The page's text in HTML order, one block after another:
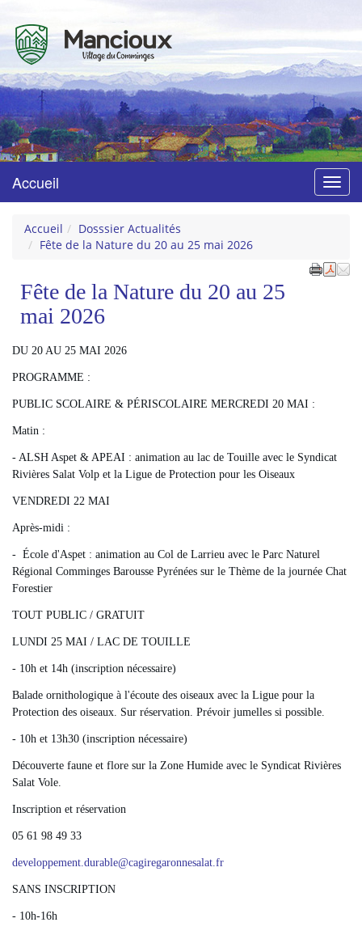
Mancioux
Village du Comminges
Menu
Accueil
Accueil
Dosssier Actualités
Fête de la Nature du 20 au 25 mai 2026
Fête de la Nature du 20 au 25
mai 2026
DU 20 AU 25 MAI 2026
PROGRAMME :
PUBLIC SCOLAIRE & PÉRISCOLAIRE MERCREDI 20 MAI :
Matin :
- ALSH Aspet & APEAI : animation au lac de Touille avec le Syndicat
Rivières Salat Volp et la Ligue de Protection pour les Oiseaux
VENDREDI 22 MAI
Après-midi :
- École d'Aspet : animation au Col de Larrieu avec le Parc Naturel
Régional Comminges Barousse Pyrénées sur le Thème de la journée Chat
Forestier
TOUT PUBLIC / GRATUIT
LUNDI 25 MAI / LAC DE TOUILLE
- 10h et 14h (inscription nécessaire)
Balade ornithologique à l'écoute des oiseaux avec la Ligue pour la
Protection des oiseaux. Sur réservation. Prévoir jumelles si possible.
- 10h et 13h30 (inscription nécessaire)
Découverte faune et flore sur la Zone Humide avec le Syndicat Rivières
Salat Vole.
Inscription et réservation
05 61 98 49 33
developpement.durable@cagiregaronnesalat.fr
SANS INSCRIPTION
- 10h-16h